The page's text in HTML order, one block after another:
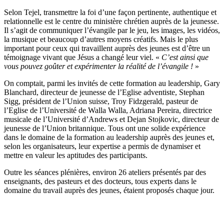
Selon Tejel, transmettre la foi d’une façon pertinente, authentique et
relationnelle est le centre du ministère chrétien auprès de la jeunesse.
Il s’agit de communiquer l’évangile par le jeu, les images, les vidéos,
la musique et beaucoup d’autres moyens créatifs. Mais le plus
important pour ceux qui travaillent auprès des jeunes est d’être un
témoignage vivant que Jésus a changé leur viel. « C’est ainsi que
vous pouvez goûter et expérimenter la réalité de l’évangile ! »
On comptait, parmi les invités de cette formation au leadership, Gary
Blanchard, directeur de jeunesse de l’Eglise adventiste, Stephan
Sigg, président de l’Union suisse, Troy Fidzgerald, pasteur de
l’Eglise de l’Université de Walla Walla, Adriana Pereira, directrice
musicale de l’Université d’Andrews et Dejan Stojkovic, directeur de
jeunesse de l’Union britannique. Tous ont une solide expérience
dans le domaine de la formation au leadership auprès des jeunes et,
selon les organisateurs, leur expertise a permis de dynamiser et
mettre en valeur les aptitudes des participants.
Outre les séances plénières, environ 26 ateliers présentés par des
enseignants, des pasteurs et des docteurs, tous experts dans le
domaine du travail auprès des jeunes, étaient proposés chaque jour.